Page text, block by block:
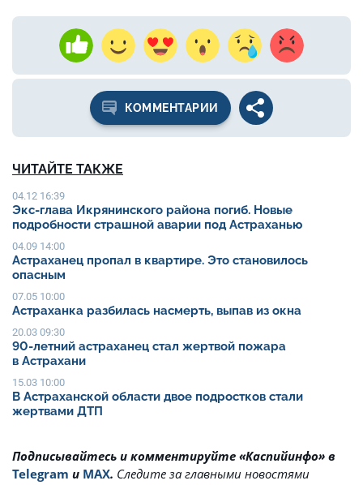
КОММЕНТАРИИ
ЧИТАЙТЕ ТАКЖЕ
04.12 16:39
Экс-глава Икрянинского района погиб. Новые
подробности страшной аварии под Астраханью
04.09 14:00
Астраханец пропал в квартире. Это становилось
опасным
07.05 10:00
Астраханка разбилась насмерть, выпав из окна
20.03 09:30
90-летний астраханец стал жертвой пожара
в Астрахани
15.03 10:00
В Астраханской области двое подростков стали
жертвами ДТП
Подписывайтесь и комментируйте «Каспийинфо» в
Telegram и MAX. Cледите за главными новостями